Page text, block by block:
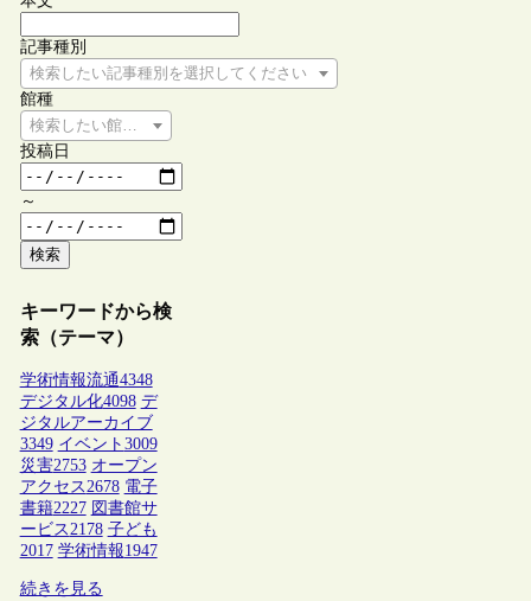
記事種別
検索したい記事種別を選択してください
館種
検索したい館種を選択してください
投稿日
～
検索
キーワードから検
索（テーマ）
学術情報流通4348
デジタル化4098 デ
ジタルアーカイブ
3349 イベント 3009
災害2753 オープン
アクセス2678 電子
書籍2227 図書館サ
ービス2178 子ども
2017 学術情報1947
続きを見る